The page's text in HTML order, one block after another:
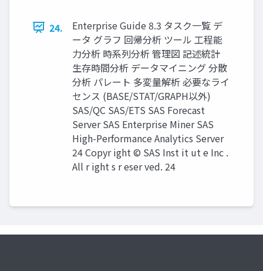
24.
Enterprise Guide 8.3 タスク一覧 デ
ータ グラフ 回帰分析 ツール 工程能
力分析 時系列分析 管理図 記述統計
生存時間分析 データマイニング 分散
分析 パレート 多変量解析 必要なライ
センス (BASE/STAT/GRAPH以外)
SAS/QC SAS/ETS SAS Forecast
Server SAS Enterprise Miner SAS
High-Performance Analytics Server
24 Copyr ight © SAS Inst it ut e Inc .
All r ight s r eser ved. 24